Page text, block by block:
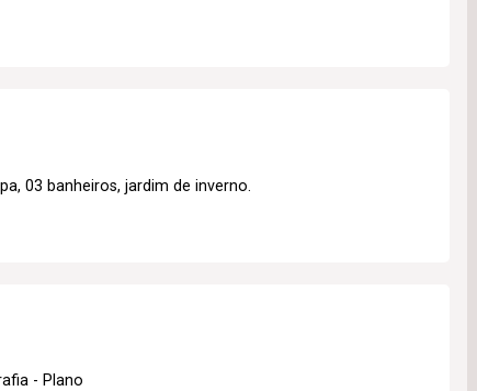
03 banheiros, jardim de inverno.
- Plano